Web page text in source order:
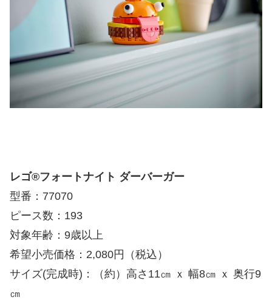
レゴ®フォートナイト ダーバーガー
型番：77070
ピース数：193
対象年齢：9歳以上
希望小売価格：2,080円（税込）
サイズ(完成時)：（約）高さ11㎝ ｘ 幅8㎝ ｘ 奥行9
㎝